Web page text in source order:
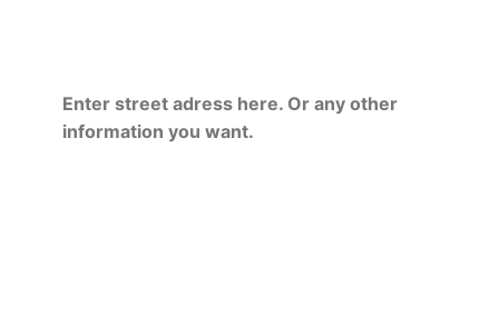
Enter street adress here. Or any other
information you want.